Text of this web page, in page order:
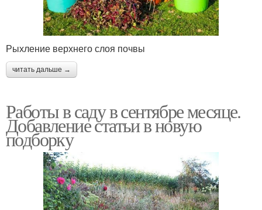
Рыхление верхнего слоя почвы
читать дальше →
Работы в саду в сентябре месяце.
Добавление статьи в новую
подборку